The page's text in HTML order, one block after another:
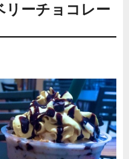
リーチョコレー